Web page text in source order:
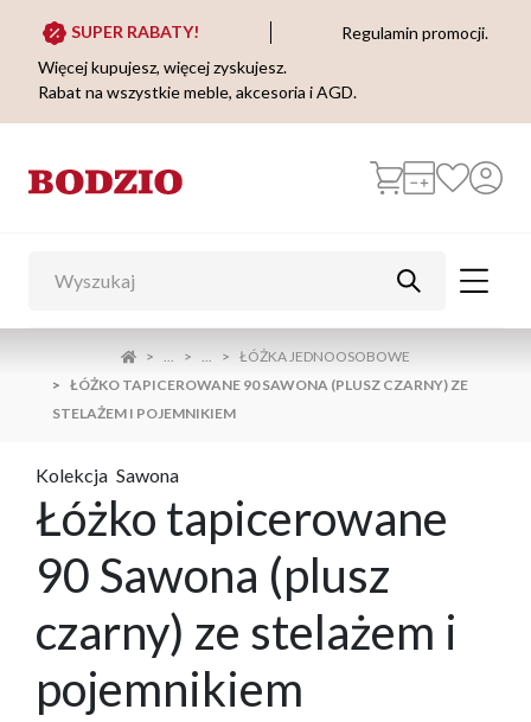
SUPER RABATY!
Regulamin promocji.
Więcej kupujesz, więcej zyskujesz.
Rabat na wszystkie meble, akcesoria i AGD.
... ...
ŁÓŻKA JEDNOOSOBOWE
ŁÓŻKO TAPICEROWANE 90 SAWONA (PLUSZ CZARNY) ZE
STELAŻEM I POJEMNIKIEM
Kolekcja Sawona
Łóżko tapicerowane
90 Sawona (plusz
czarny) ze stelażem i
pojemnikiem